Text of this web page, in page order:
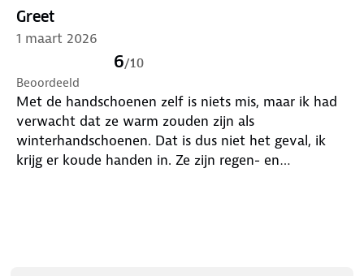
Greet
1 maart 2026
6/10
Beoordeeld
Met de handschoenen zelf is niets mis, maar ik had
verwacht dat ze warm zouden zijn als
winterhandschoenen. Dat is dus niet het geval, ik
krijg er koude handen in. Ze zijn regen- en